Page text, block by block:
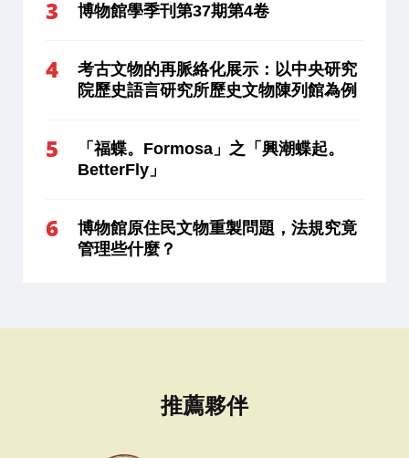
博物館學季刊第37期第4卷
考古文物的再脈絡化展示：以中央研究
院歷史語言研究所歷史文物陳列館為例
「福蝶。Formosa」之「興潮蝶起。
BetterFly」
博物館原住民文物重製問題 ，法規究竟
管理些什麼？
推薦夥伴